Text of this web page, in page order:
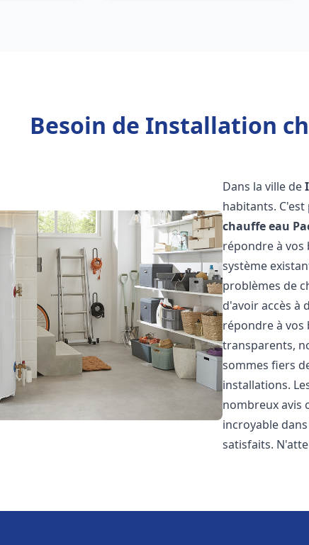
Besoin de Installation
Dans la ville de
habitants.
chauffe eau
répondre à vos
système
problèmes de
d'avoir accès à
répondre à vos
transparents,
sommes fiers
installations.
nombreux avis
incroyable
satisfaits.